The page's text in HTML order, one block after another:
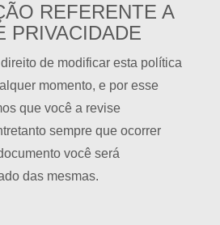
REFERENTE A
PRIVACIDADE
de modificar esta política
momento, e por esse
que você a revise
sempre que ocorrer
você será
das mesmas.